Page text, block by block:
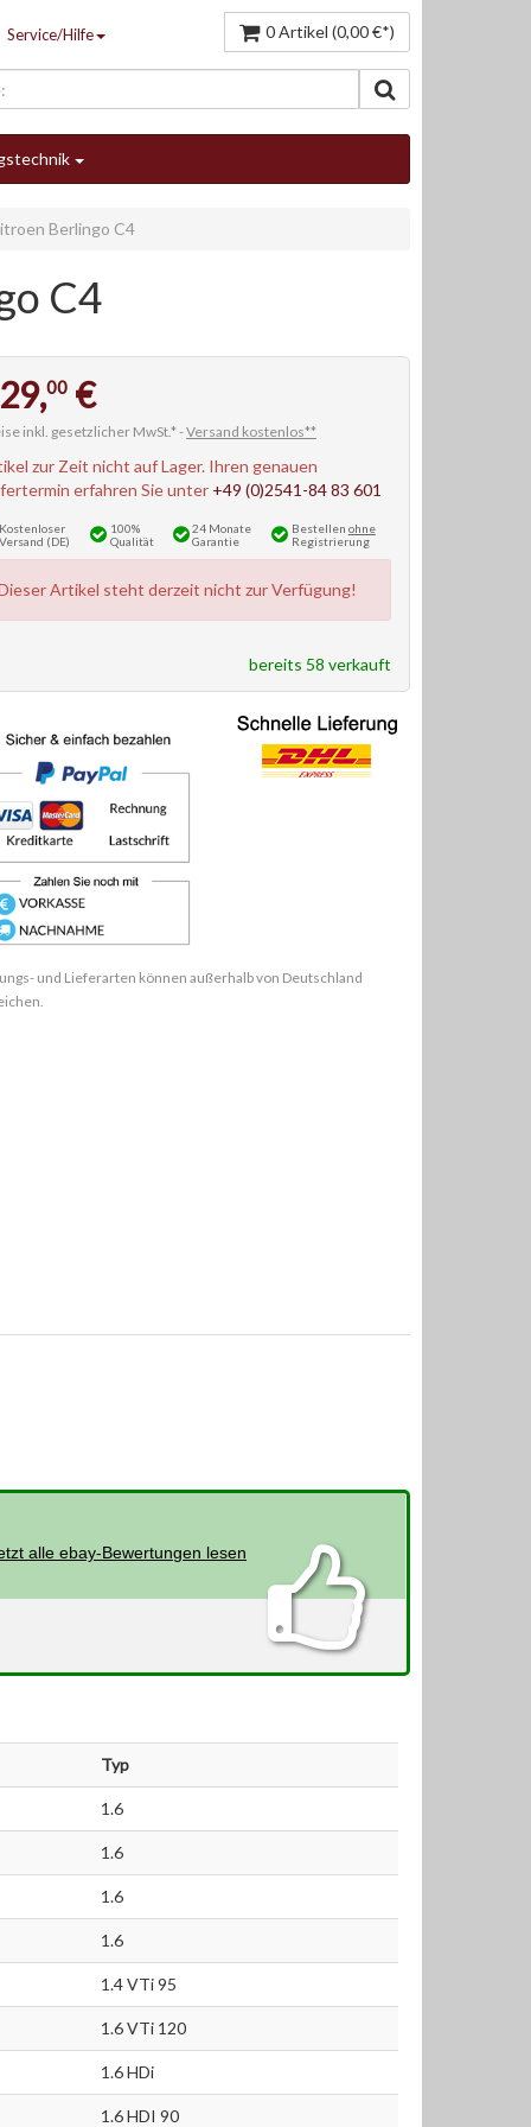
Service/Hilfe 0 Artikel (0,00 €*)
Berlingo C4
C4
00 €
inkl. gesetzlicher MwSt.* -Versand kostenlos**
zur Zeit nicht auf Lager. Ihren genauen
erfahren Sie unter +49 (0)2541-84 83 601
Kostenloser
Versand (DE)
100%
Qualität
24 Monate
Garantie
Bestellen ohne
Registrierung
Artikel steht derzeit nicht zur Verfügung!
bereits 58 verkauft
und Lieferarten können außerhalb von Deutschland
alle ebay-Bewertungen lesen
Typ
1.6
1.6
1.6
1.6
1.4 VTi 95
1.6 VTi 120
1.6 HDi
1.6 HDI 90